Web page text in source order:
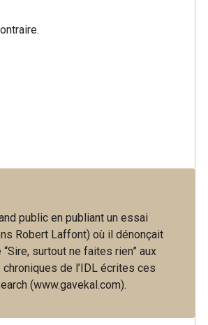
public en publiant un essai
Robert Laffont) où il dénonçait
surtout ne faites rien” aux
de l’IDL écrites ces
(www.gavekal.com).